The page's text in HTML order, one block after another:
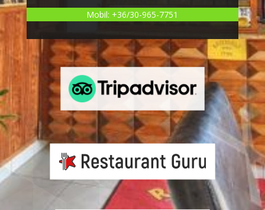
Mobil: +36/30-965-7751